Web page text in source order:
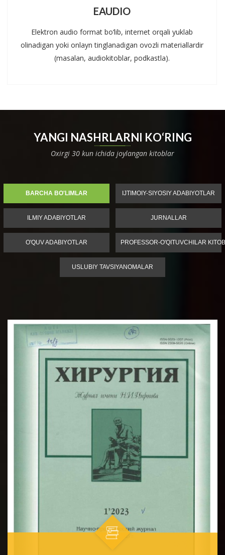
EAUDIO
Elektron audio format bo‘lib, internet orqali yuklab
olinadigan yoki onlayn tinglanadigan ovozli materiallardir
(masalan, audiokitoblar, podkastla).
YANGI NASHRLARNI KO‘RING
Oxirgi 30 kun ichida joylangan kitoblar
BARCHA BO'LIMLAR IJTIMOIY-SIYOSIY ADABIYOTLAR
ILMIY ADABIYOTLAR JURNALLAR
O'QUV ADABIYOTLAR PROFESSOR-O'QITUVCHILAR
USLUBIY TAVSIYANOMALAR